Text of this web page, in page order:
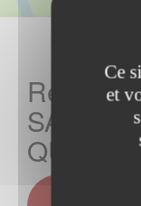
SAINT
Ce
et